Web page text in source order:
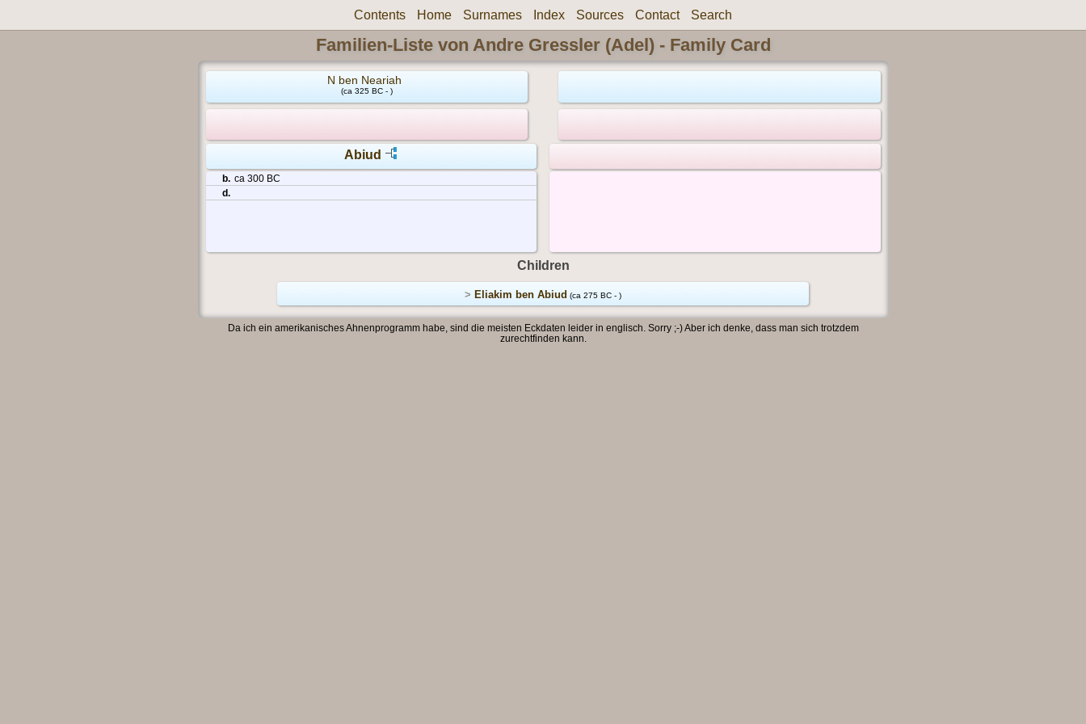
Contents Home Surnames Index Sources Contact Search
Familien-Liste von Andre Gressler (Adel) - Family Card
N ben Neariah
(ca 325 BC - )
Abiud
b. ca 300 BC
d.
Children
> Eliakim ben Abiud (ca 275 BC - )
Da ich ein amerikanisches Ahnenprogramm habe, sind die meisten Eckdaten leider in englisch. Sorry ;-) Aber ich denke, dass man sich trotzdem
zurechtfinden kann.